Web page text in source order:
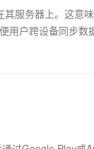
服务器上。这意
用户跨设备同步数